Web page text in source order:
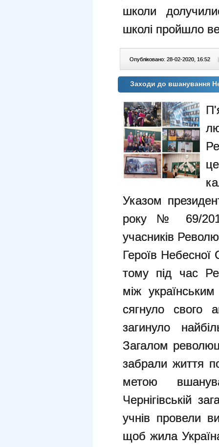
школи
школі пройшло
Опубліковано: 28-02-2020, 16:52 |
Заходи до вшанування
Указом
року № 69/
учасників
Героїв Небесної
тому під час
між
сягнуло свого
загинуло
Загалом
забрали життя
метою
Чернігівській
учнів провели
щоб жила